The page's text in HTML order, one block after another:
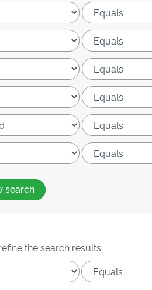
search
the search results.